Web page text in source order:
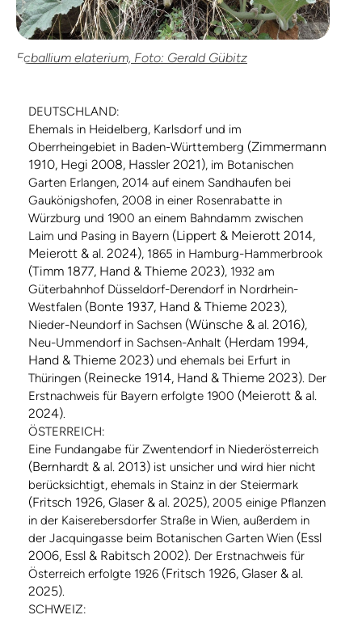
Ecballium elaterium, Foto: Gerald Gübitz
DEUTSCHLAND:
Ehemals in Heidelberg, Karlsdorf und im
Oberrheingebiet in Baden-Württemberg (Zimmermann
1910, Hegi 2008, Hassler 2021), im Botanischen
Garten Erlangen, 2014 auf einem Sandhaufen bei
Gaukönigshofen, 2008 in einer Rosenrabatte in
Würzburg und 1900 an einem Bahndamm zwischen
Laim und Pasing in Bayern (Lippert & Meierott 2014,
Meierott & al. 2024), 1865 in Hamburg-Hammerbrook
(Timm 1877, Hand & Thieme 2023), 1932 am
Güterbahnhof Düsseldorf-Derendorf in Nordrhein-
Westfalen (Bonte 1937, Hand & Thieme 2023),
Nieder-Neundorf in Sachsen (Wünsche & al. 2016),
Neu-Ummendorf in Sachsen-Anhalt (Herdam 1994,
Hand & Thieme 2023) und ehemals bei Erfurt in
Thüringen (Reinecke 1914, Hand & Thieme 2023). Der
Erstnachweis für Bayern erfolgte 1900 (Meierott & al.
2024).
ÖSTERREICH:
Eine Fundangabe für Zwentendorf in Niederösterreich
(Bernhardt & al. 2013) ist unsicher und wird hier nicht
berücksichtigt, ehemals in Stainz in der Steiermark
(Fritsch 1926, Glaser & al. 2025), 2005 einige Pflanzen
in der Kaiserebersdorfer Straße in Wien, außerdem in
der Jacquingasse beim Botanischen Garten Wien (Essl
2006, Essl & Rabitsch 2002). Der Erstnachweis für
Österreich erfolgte 1926 (Fritsch 1926, Glaser & al.
2025).
SCHWEIZ: